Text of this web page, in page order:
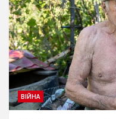
ВІЙНА